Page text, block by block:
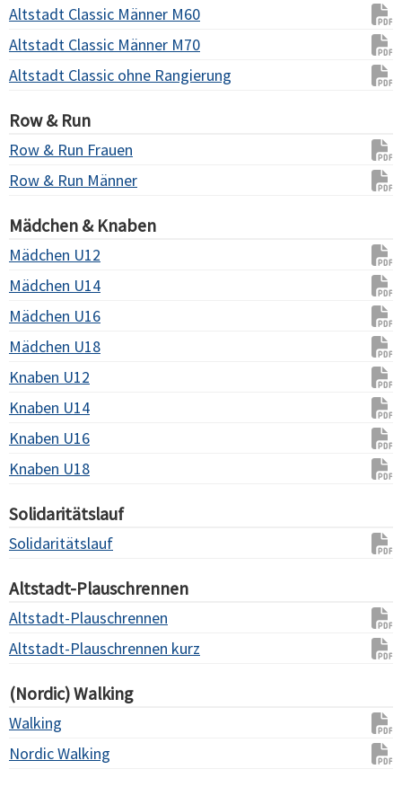
Altstadt Classic Männer M60
Altstadt Classic Männer M70
Altstadt Classic ohne Rangierung
Row & Run
Row & Run Frauen
Row & Run Männer
Mädchen & Knaben
Mädchen U12
Mädchen U14
Mädchen U16
Mädchen U18
Knaben U12
Knaben U14
Knaben U16
Knaben U18
Solidaritätslauf
Solidaritätslauf
Altstadt-Plauschrennen
Altstadt-Plauschrennen
Altstadt-Plauschrennen kurz
(Nordic) Walking
Walking
Nordic Walking